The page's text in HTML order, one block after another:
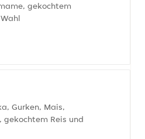
gekochtem
Gurken, Mais,
Reis und